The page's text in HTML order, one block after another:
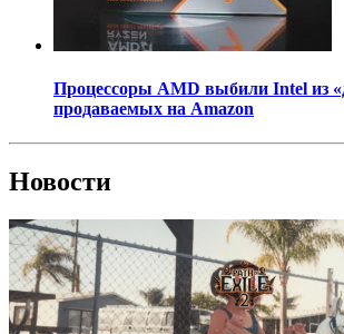
Процессоры AMD выбили Intel из
продаваемых на Amazon
Новости